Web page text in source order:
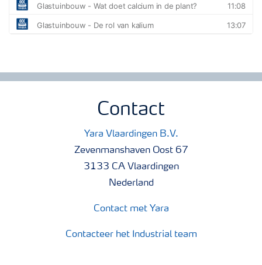
Contact
Yara Vlaardingen B.V.
Zevenmanshaven Oost 67
3133 CA Vlaardingen
Nederland
Contact met Yara
Contacteer het Industrial team